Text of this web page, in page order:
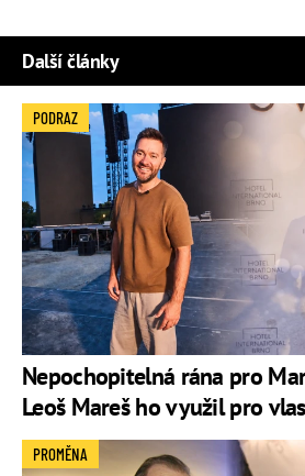
Další články
Nepochopitelná rána pro
Leoš Mareš ho využil pro
PODRAZ
PROMĚNA